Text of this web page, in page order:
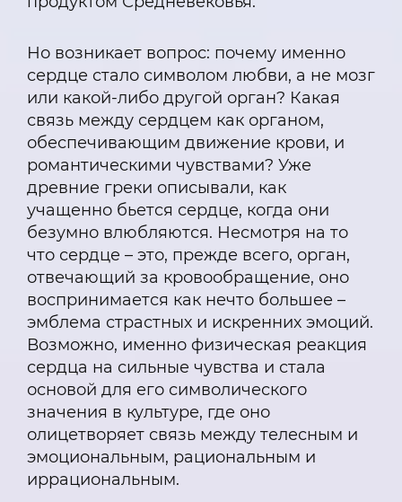
Но возникает вопрос: почему именно
сердце стало символом любви, а не мозг
или какой-либо другой орган? Какая
связь между сердцем как органом,
обеспечивающим движение крови, и
романтическими чувствами? Уже
древние греки описывали, как
учащенно бьется сердце, когда они
безумно влюбляются. Несмотря на то
что сердце – это, прежде всего, орган,
отвечающий за кровообращение, оно
воспринимается как нечто большее –
эмблема страстных и искренних эмоций.
Возможно, именно физическая реакция
сердца на сильные чувства и стала
основой для его символического
значения в культуре, где оно
олицетворяет связь между телесным и
эмоциональным, рациональным и
иррациональным.